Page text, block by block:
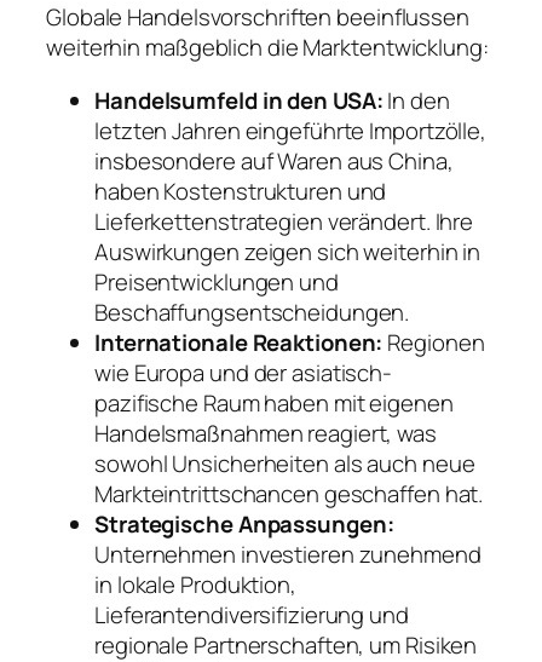
Globale Handelsvorschriften beeinflussen
weiterhin maßgeblich die Marktentwicklung:
Handelsumfeld in den USA:In den
letzten Jahren eingeführte Importzölle,
insbesondere auf Waren aus China,
haben Kostenstrukturen und
Lieferkettenstrategien verändert. Ihre
Auswirkungen zeigen sich weiterhin in
Preisentwicklungen und
Beschaffungsentscheidungen.
Internationale Reaktionen: Regionen
wie Europa und der asiatisch-
pazifische Raum haben mit eigenen
Handelsmaßnahmen reagiert, was
sowohl Unsicherheiten als auch neue
Markteintrittschancen geschaffen hat.
Strategische Anpassungen:
Unternehmen investieren zunehmend
in lokale Produktion,
Lieferantendiversifizierung und
regionale Partnerschaften, um Risiken